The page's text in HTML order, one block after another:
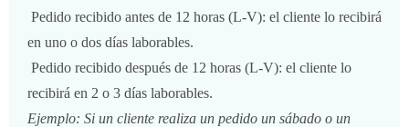
Pedido recibido antes de 12 horas (L-V): el cliente lo recibirá
en uno o dos días laborables.
Pedido recibido después de 12 horas (L-V): el cliente lo
recibirá en 2 o 3 días laborables.
Ejemplo: Si un cliente realiza un pedido un sábado o un